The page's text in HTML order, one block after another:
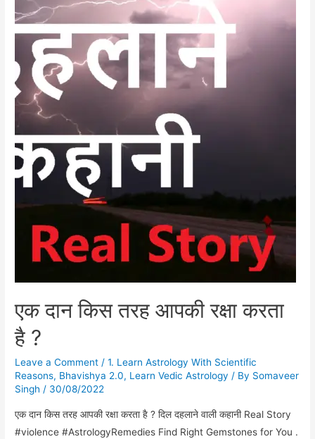
एक दान किस तरह आपकी रक्षा करता
है ?
Leave a Comment /1. Learn Astrology With Scientific
Reasons, Bhavishya 2.0, Learn Vedic Astrology / By Somaveer
Singh / 30/08/2022
एक दान किस तरह आपकी रक्षा करता है ? दिल दहलाने वाली कहानी Real Story
#violence #AstrologyRemedies Find Right Gemstones for You .